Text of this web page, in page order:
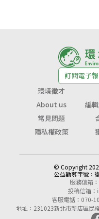
訂閱電子報
環境徵才
About us
編
常見問題
隱私權政策
© Copyright
公益勸募字號：
服務信箱：
投稿信箱：
客服電話：070-
地址：231023新北市新店區民